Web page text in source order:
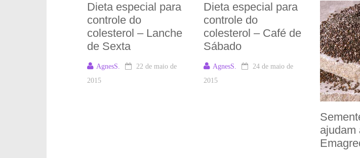
Dieta especial para
controle do
colesterol – Lanche
de Sexta
AgnesS.
22 de maio de
2015
Dieta especial para
controle do
colesterol – Café de
Sábado
AgnesS.
24 de maio de
2015
ajudam